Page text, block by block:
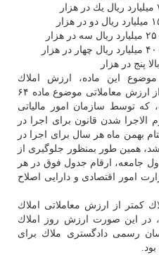
این ماده، ارزش املاك
مسكونی برمبنای معادل ضریبی از ارزش معاملاتی موضوع ماده ۶۴
كه توسط سازمان امور مالیاتی
شدن قانون برای اجرا در
بهمن ماه هر سال برای اجرا در
همین طور بمنظور جلوگیری از
جامعه، ارقام جدول فوق در هر
امور اقتصادی و دارایی اصلاح
كمتر از ارزش معاملاتی املاك
در این صورت ارزش روز املاك
رسمی دادگستری ملاك برای